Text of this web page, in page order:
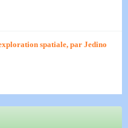
spatiale, par Jedino